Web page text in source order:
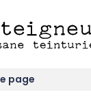
page